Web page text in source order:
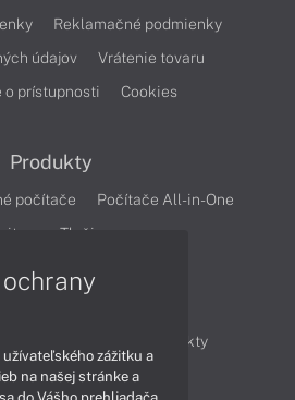
Reklamačné podmienky
údajov
Vrátenie tovaru
o prístupnosti
Cookies
Produkty
počítače
Počítače All-in-One
Tlačiarne
Produkty
Videá
zážitku a
na našej stránke a